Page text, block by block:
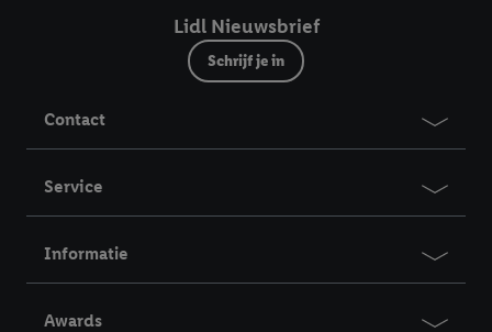
Lidl Nieuwsbrief
Schrijf je in
Contact
Service
Informatie
Awards